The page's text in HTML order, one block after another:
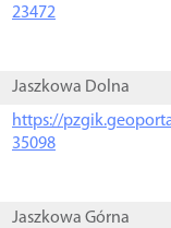
23472
Jaszkowa Dolna
https://
35098
Jaszkowa Górna